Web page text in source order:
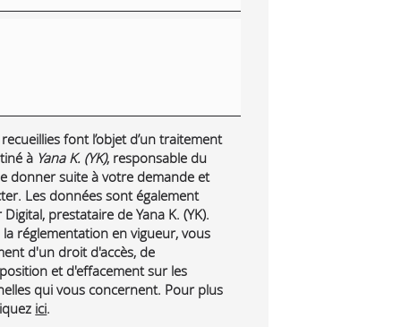
font l’objet d’un traitement
à Yana K. (YK), responsable du
donner suite à votre demande et
Les données sont également
prestataire de Yana K. (YK).
réglementation en vigueur, vous
d'un droit d'accès, de
et d'effacement sur les
qui vous concernent. Pour plus
ici.